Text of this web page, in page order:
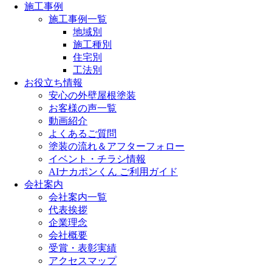
施工事例
施工事例一覧
地域別
施工種別
住宅別
工法別
お役立ち情報
安心の外壁屋根塗装
お客様の声一覧
動画紹介
よくあるご質問
塗装の流れ＆アフターフォロー
イベント・チラシ情報
AIナカポンくん ご利用ガイド
会社案内
会社案内一覧
代表挨拶
企業理念
会社概要
受賞・表彰実績
アクセスマップ